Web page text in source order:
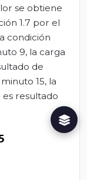
se obtiene
1.7 por el
condición
9, la carga
de
15, la
es resultado